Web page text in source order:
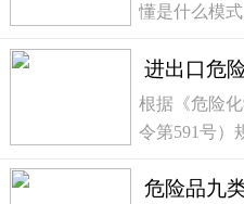
懂是什么模
称：无纸化
纸质合同、
传、系统自
进出口危
根据《危险
令第591号）
《关于进出
危险品九